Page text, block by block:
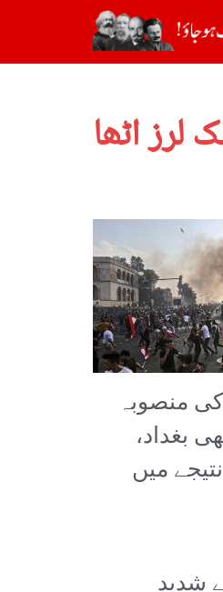
گیر احتجاج کی منصوبہ
بغداد،
میں